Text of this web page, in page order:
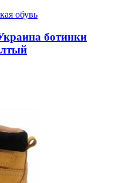
обувь
ботинки